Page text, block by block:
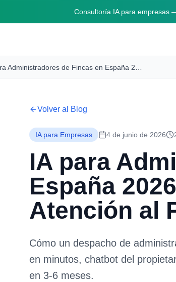
Consultoría IA para empresas
Volver al Blog
IA para Empresas 4 de junio de 2026
IA para
España
Atención al
Cómo un despacho de
en minutos, chatbot del
en 3-6 meses.